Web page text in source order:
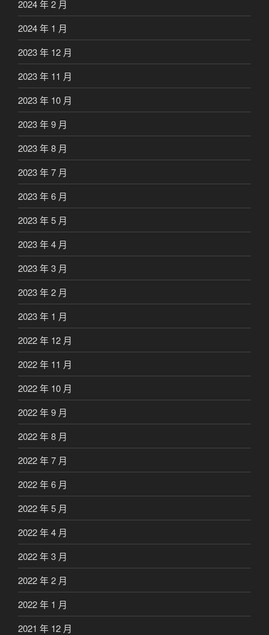
2024 年 2 月
2024 年 1 月
2023 年 12 月
2023 年 11 月
2023 年 10 月
2023 年 9 月
2023 年 8 月
2023 年 7 月
2023 年 6 月
2023 年 5 月
2023 年 4 月
2023 年 3 月
2023 年 2 月
2023 年 1 月
2022 年 12 月
2022 年 11 月
2022 年 10 月
2022 年 9 月
2022 年 8 月
2022 年 7 月
2022 年 6 月
2022 年 5 月
2022 年 4 月
2022 年 3 月
2022 年 2 月
2022 年 1 月
2021 年 12 月